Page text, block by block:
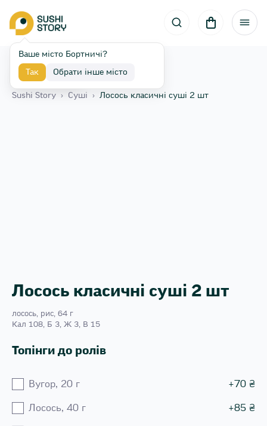
Ваше місто Бортничі?
Так Обрати інше місто
Назад
Sushi Story › Сушi › Лосось класичні суші 2 шт
Лосось класичні суші 2 шт
лосось, рис, 64 г
Кал 108, Б 3, Ж 3, В 15
Топінги до ролів
Вугор, 20 г +70 ₴
Лосось, 40 г +85 ₴